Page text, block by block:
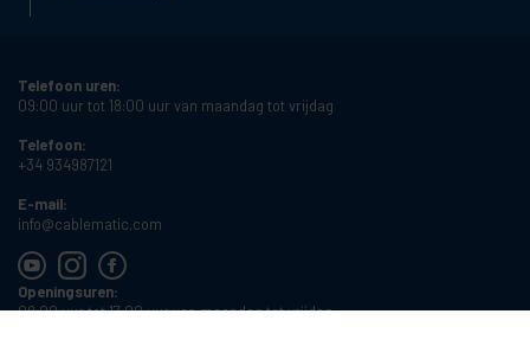
Telefoon uren:
09:00 uur tot 18:00 uur van maandag tot vrijdag
Telefoon:
+34 934987121
E-mail:
info@cablematic.com
Openingsuren:
08:00 uur tot 17:00 uur van maandag tot vrijdag